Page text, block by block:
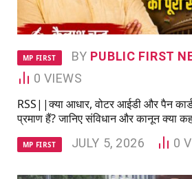
MP FIRST BY PUBLIC FIRST
0 VIEWS
RSS||क्या आधार, वोटर आईडी और पैन कार्ड
प्रमाण हैं? जानिए संविधान और कानून क्या
MP FIRST JULY 5, 2026 0